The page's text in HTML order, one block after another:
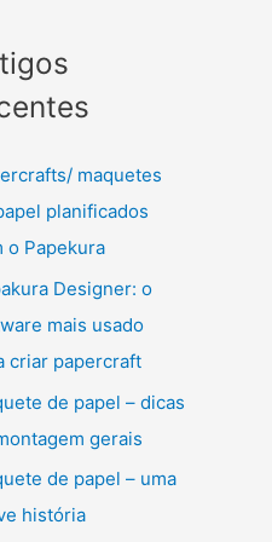
maquetes
planificados
o Papekura
Designer: o
mais usado
criar papercraft
de papel – dicas
gerais
de papel – uma
história